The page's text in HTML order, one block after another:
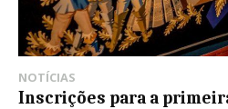
NOTÍCIAS
Inscrições para a